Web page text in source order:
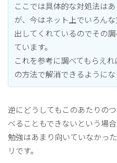
ここでは具体的な対処法は
が、今はネット上でいろん
出してくれているのでその
ています。
これを参考に調べてもらえ
の方法で解消できるようにな
逆にどうしてもこのあたりの
べることもできないという場
勉強はあまり向いていなかっ
リです。